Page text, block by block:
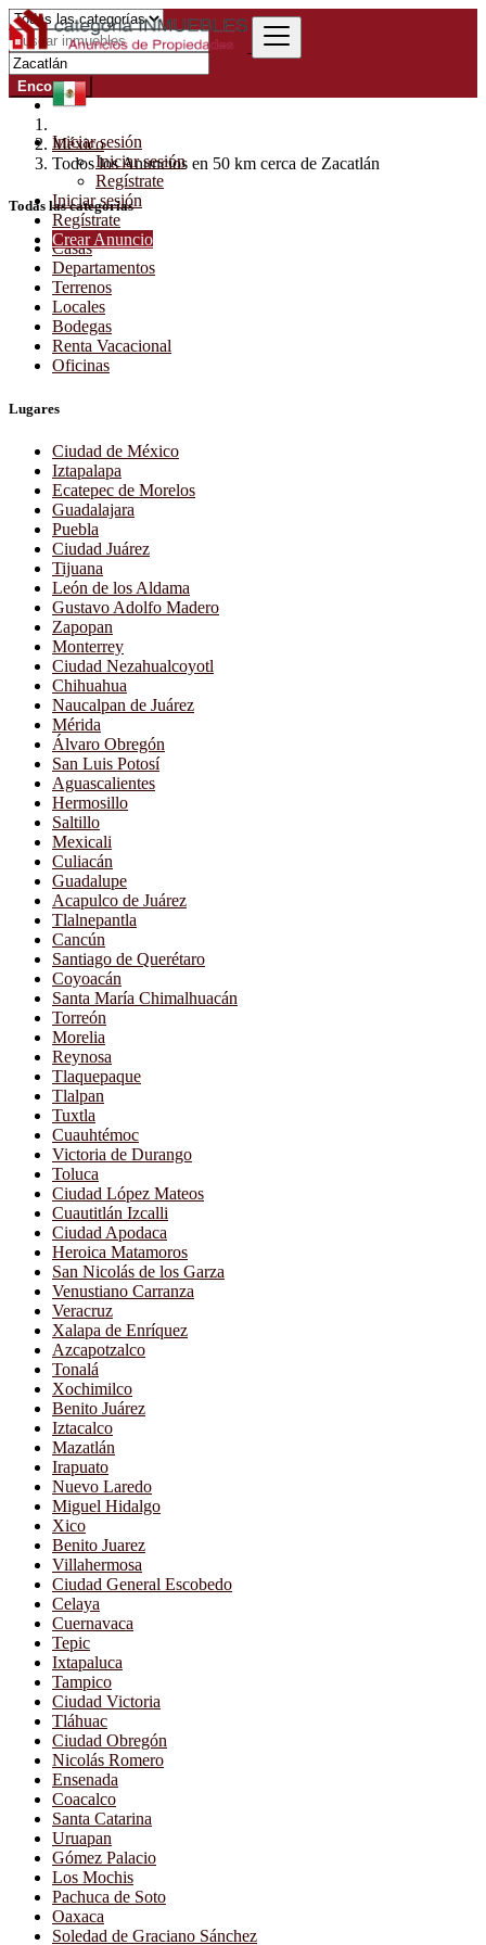
Iniciar sesión
Iniciar sesión
Regístrate
Iniciar sesión
Regístrate
Crear Anuncio
Encontrar
México
Todos los Anuncios en 50 km cerca de Zacatlán
Todas las categorías
Casas
Departamentos
Terrenos
Locales
Bodegas
Renta Vacacional
Oficinas
Lugares
Ciudad de México
Iztapalapa
Ecatepec de Morelos
Guadalajara
Puebla
Ciudad Juárez
Tijuana
León de los Aldama
Gustavo Adolfo Madero
Zapopan
Monterrey
Ciudad Nezahualcoyotl
Chihuahua
Naucalpan de Juárez
Mérida
Álvaro Obregón
San Luis Potosí
Aguascalientes
Hermosillo
Saltillo
Mexicali
Culiacán
Guadalupe
Acapulco de Juárez
Tlalnepantla
Cancún
Santiago de Querétaro
Coyoacán
Santa María Chimalhuacán
Torreón
Morelia
Reynosa
Tlaquepaque
Tlalpan
Tuxtla
Cuauhtémoc
Victoria de Durango
Toluca
Ciudad López Mateos
Cuautitlán Izcalli
Ciudad Apodaca
Heroica Matamoros
San Nicolás de los Garza
Venustiano Carranza
Veracruz
Xalapa de Enríquez
Azcapotzalco
Tonalá
Xochimilco
Benito Juárez
Iztacalco
Mazatlán
Irapuato
Nuevo Laredo
Miguel Hidalgo
Xico
Benito Juarez
Villahermosa
Ciudad General Escobedo
Celaya
Cuernavaca
Tepic
Ixtapaluca
Tampico
Ciudad Victoria
Tláhuac
Ciudad Obregón
Nicolás Romero
Ensenada
Coacalco
Santa Catarina
Uruapan
Gómez Palacio
Los Mochis
Pachuca de Soto
Oaxaca
Soledad de Graciano Sánchez